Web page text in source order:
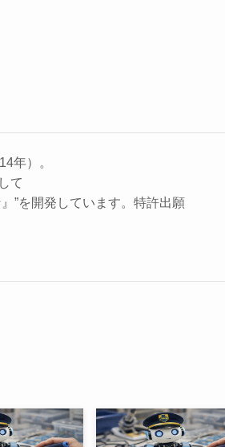
年）。
て
”を開発しています。特許出願